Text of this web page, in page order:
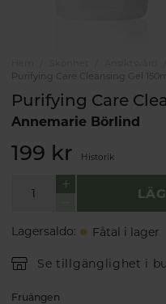
Purifying Care Cleansing Gel
Purifying Care
Annemarie Börlind
199 kr Historik
Lagersaldo: Fåtal i lager
Se tillgänglighet i
Fruängen